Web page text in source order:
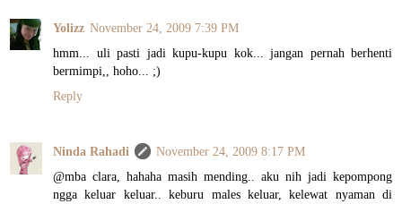
Yolizz November 24, 2009 7:39 PM
hmm... uli pasti jadi kupu-kupu kok... jangan pernah berhenti
bermimpi,, hoho... ;)
Reply
Ninda Rahadi
November 24, 2009 8:17 PM
@mba clara, hahaha masih mending.. aku nih jadi kepompong
ngga keluar keluar.. keburu males keluar, kelewat nyaman di